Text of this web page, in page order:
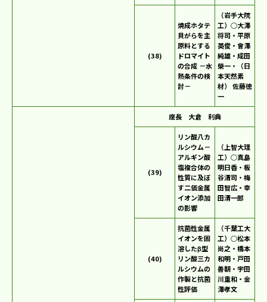
(38)
焼成ホタテ
貝がらを主
原料とする
ドロマイト
の合成 －水
熱条件の検
討－
（岩手大院
工）○大澤
将司・平原
英俊・會澤
純雄・成田
榮一・（日
本天然素
材） 佐藤徳
一
座長 大倉 利典
(39)
リン酸八カ
ルシウム－
アルギン酸
塩複合体の
性質に及ぼ
す二価金属
イオン添加
の影響
（上智大理
工）○真島
明日香・板
谷清司・梅
田智広・幸
田清一郎
(40)
抗菌性金属
イオンを固
溶したβ型
リン酸三カ
ルシウムの
作製と抗菌
性評価
（千葉工大
工）○松本
尚之・橋本
和明・戸田
善朝・宇田
川重和・金
澤孝文